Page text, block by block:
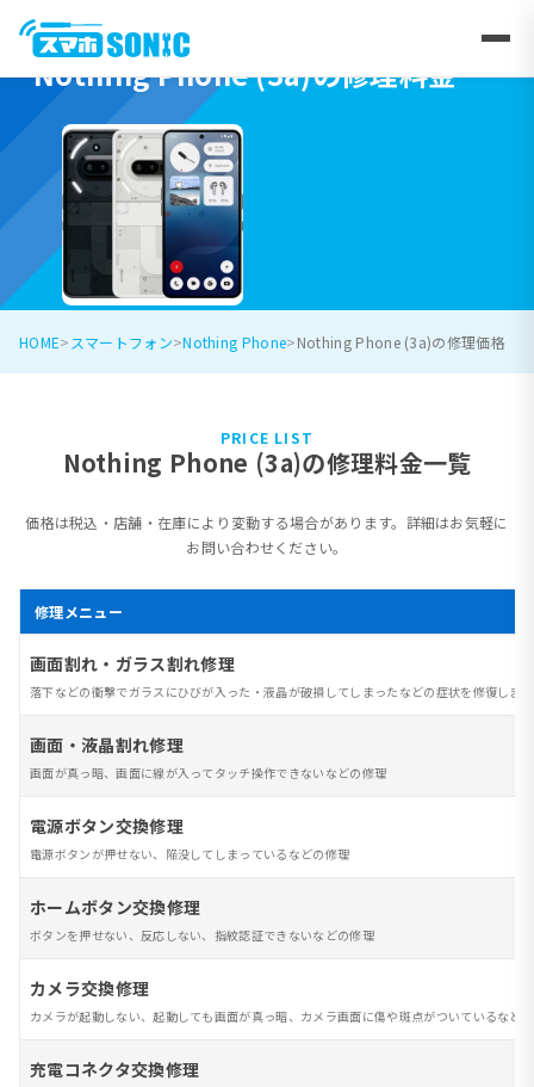
Nothing Phone (3a)の修理料金
HOME スマートフォン Nothing Phone Nothing Phone (3a)の修理価格
PRICE LIST
Nothing Phone (3a)の修理料金一覧
価格は税込・店舗・在庫により変動する場合があります。詳細はお気軽に
お問い合わせください。
修理メニュー
画面割れ・ガラス割れ修理
落下などの衝撃でガラスにひびが入った・液晶が破損してしまったなどの症状を修復しま
画面・液晶割れ修理
画面が真っ暗、画面に線が入ってタッチ操作できないなどの修理
電源ボタン交換修理
電源ボタンが押せない、陥没してしまっているなどの修理
ホームボタン交換修理
ボタンを押せない、反応しない、指紋認証できないなどの修理
カメラ交換修理
カメラが起動しない、起動しても画面が真っ暗、カメラ画面に傷や斑点がついているなど
充電コネクタ交換修理